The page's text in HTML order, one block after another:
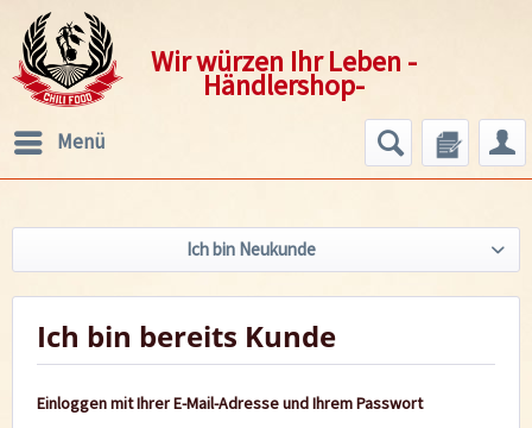
Wir würzen Ihr Leben -
Händlershop-
Menü
Ich bin Neukunde
Ich bin bereits Kunde
Einloggen mit Ihrer E-Mail-Adresse und Ihrem Passwort